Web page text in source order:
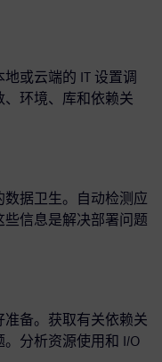
或云端的 IT 设置调
环境、库和依赖关
据卫生。自动检测应
信息是解决部署问题
备。获取有关依赖关
分析资源使用和 I/O